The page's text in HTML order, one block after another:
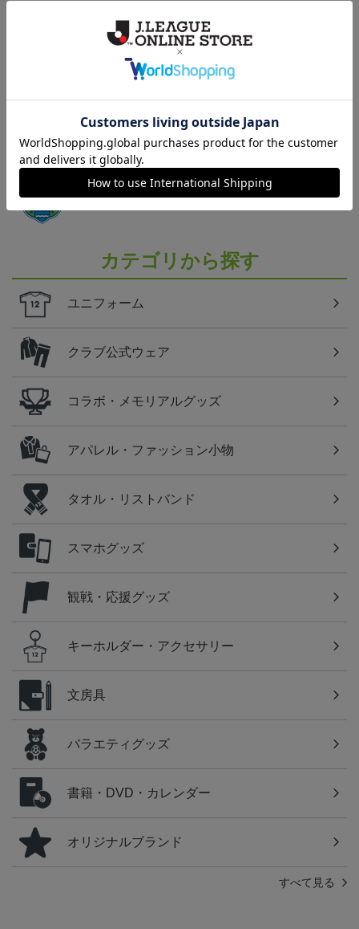
ヘルプページ
トピックス
湘南
湘南ベルマーレのすべてのグッズをチェックしたい
カテゴリから探す
ユニフォーム
クラブ公式ウェア
コラボ・メモリアルグッズ
アパレル・ファッション小物
タオル・リストバンド
スマホグッズ
観戦・応援グッズ
キーホルダー・アクセサリー
文房具
バラエティグッズ
書籍・DVD・カレンダー
オリジナルブランド
すべて見る